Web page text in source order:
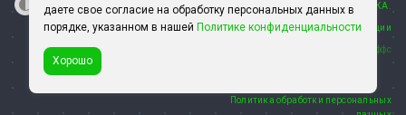
© 2008–2026 КОМПАНИЯ ДРАЙВИКА.
15 лет на рынке автоматизации
Создание сайта— Петроффс
Политика обработки персональных
даете свое согласие на обработку персональных данных в
порядке, указанном в нашей Политике конфиденциальности
Хорошо